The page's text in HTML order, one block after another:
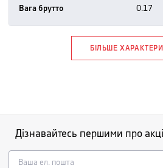
Вага брутто 0.17
БІЛЬШЕ
Дізнавайтесь першими про